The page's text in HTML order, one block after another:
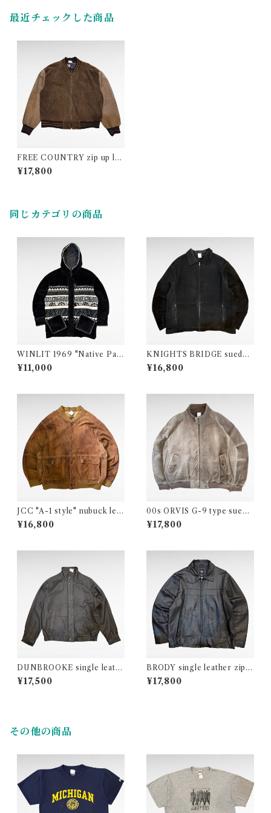
最近チェックした商品
FREE COUNTRY zip up lea
ther stadium jacket
¥17,800
同じカテゴリの商品
WINLIT 1969 "Native Patt
ern" suede leather jacket
¥11,000
KNIGHTS BRIDGE suede l
eather zip up jacket
¥16,800
JCC "A-1 style" nubuck leat
her jacket
¥16,800
00s ORVIS G-9 type suede
leather zip up jacket
¥17,800
DUNBROOKE single leath
er zip up jacket
¥17,500
BRODY single leather zip u
p jacket
¥17,800
その他の商品